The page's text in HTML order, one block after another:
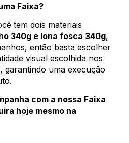
Faixa?
tem dois materiais
340g e lona fosca 340g,
então basta escolher
visual escolhida nos
garantindo uma execução
com a nossa Faixa
hoje mesmo na